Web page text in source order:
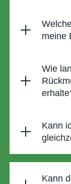
meine
Wie
Kann
Kann